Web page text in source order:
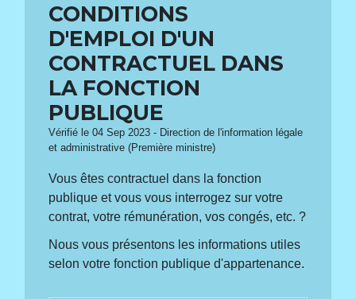
CONDITIONS
D'EMPLOI D'UN
CONTRACTUEL DANS
LA FONCTION
PUBLIQUE
Vérifié le 04 Sep 2023 - Direction de l'information légale
et administrative (Première ministre)
Vous êtes contractuel dans la fonction
publique et vous vous interrogez sur votre
contrat, votre rémunération, vos congés, etc. ?
Nous vous présentons les informations utiles
selon votre fonction publique d'appartenance.